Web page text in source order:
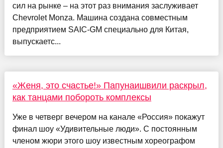
сил на рынке – на этот раз внимания заслуживает
Chevrolet Monza. Машина создана совместным
предприятием SAIC-GM специально для Китая,
выпускаетс...
«Женя, это счастье!» Папунаишвили раскрыл,
как танцами побороть комплексы
Уже в четверг вечером на канале «Россия» покажут
финал шоу «Удивительные люди». С постоянным
членом жюри этого шоу известным хореографом